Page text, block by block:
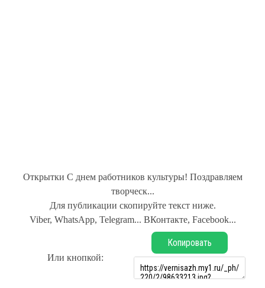
Открытки С днем работников культуры! Поздравляем
творческ...
Для публикации скопируйте текст ниже.
Viber, WhatsApp, Telegram... ВКонтакте, Facebook...
Или кнопкой:
Копировать